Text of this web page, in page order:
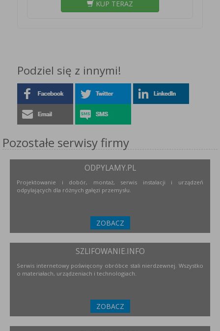
KUP TERAZ
Podziel się z innymi!
Pozostałe serwisy firmy
ODPYLAMY.PL
Projektowanie i dobór, montaż, serwis instalacji i urządzeń
odpylających dla różnych gałęzi przemysłu.
ZOBACZ
SZLIFOWANIE.INFO
Serwis internetowy poświęcony obróbce stali nierdzewnej. Wszystko
o materiałach, urządzeniach i technologiach.
ZOBACZ